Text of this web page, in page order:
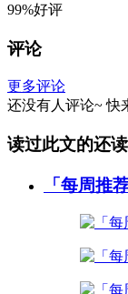
99%好评
评论
更多评论
还没有人评论~ 快
读过此文的还
「每周推